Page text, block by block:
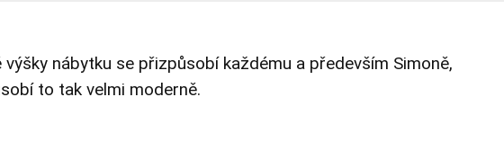
výšky nábytku se přizpůsobí každému a především Simoně,
to tak velmi moderně.